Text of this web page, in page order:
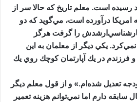
به 18.7 درصد رسيده است. معلم تاريخ كه حالا سر از
درآورده است، مي‌گويد كه دو
را گرفت هرگز
يكي ديگر از معلمان به اين
در يك آپارتمان كوچك روي يك
تعديل شده‌ام.» و از قول معلم ديگر
شده: «من 20 سال سابقه دارم اما نمي‌توانم هزينه تعمير